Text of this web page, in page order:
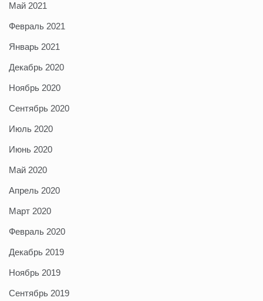
Май 2021
Февраль 2021
Январь 2021
Декабрь 2020
Ноябрь 2020
Сентябрь 2020
Июль 2020
Июнь 2020
Май 2020
Апрель 2020
Март 2020
Февраль 2020
Декабрь 2019
Ноябрь 2019
Сентябрь 2019